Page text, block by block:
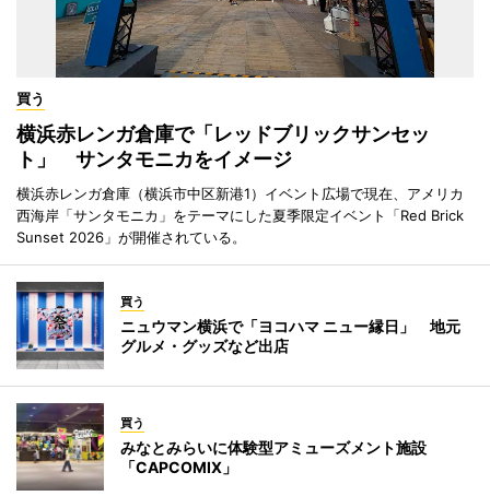
買う
横浜赤レンガ倉庫で「レッドブリックサンセッ
ト」 サンタモニカをイメージ
横浜赤レンガ倉庫（横浜市中区新港1）イベント広場で現在、アメリカ
西海岸「サンタモニカ」をテーマにした夏季限定イベント「Red Brick
Sunset 2026」が開催されている。
買う
ニュウマン横浜で「ヨコハマ ニュー縁日」 地元
グルメ・グッズなど出店
買う
みなとみらいに体験型アミューズメント施設
「CAPCOMIX」